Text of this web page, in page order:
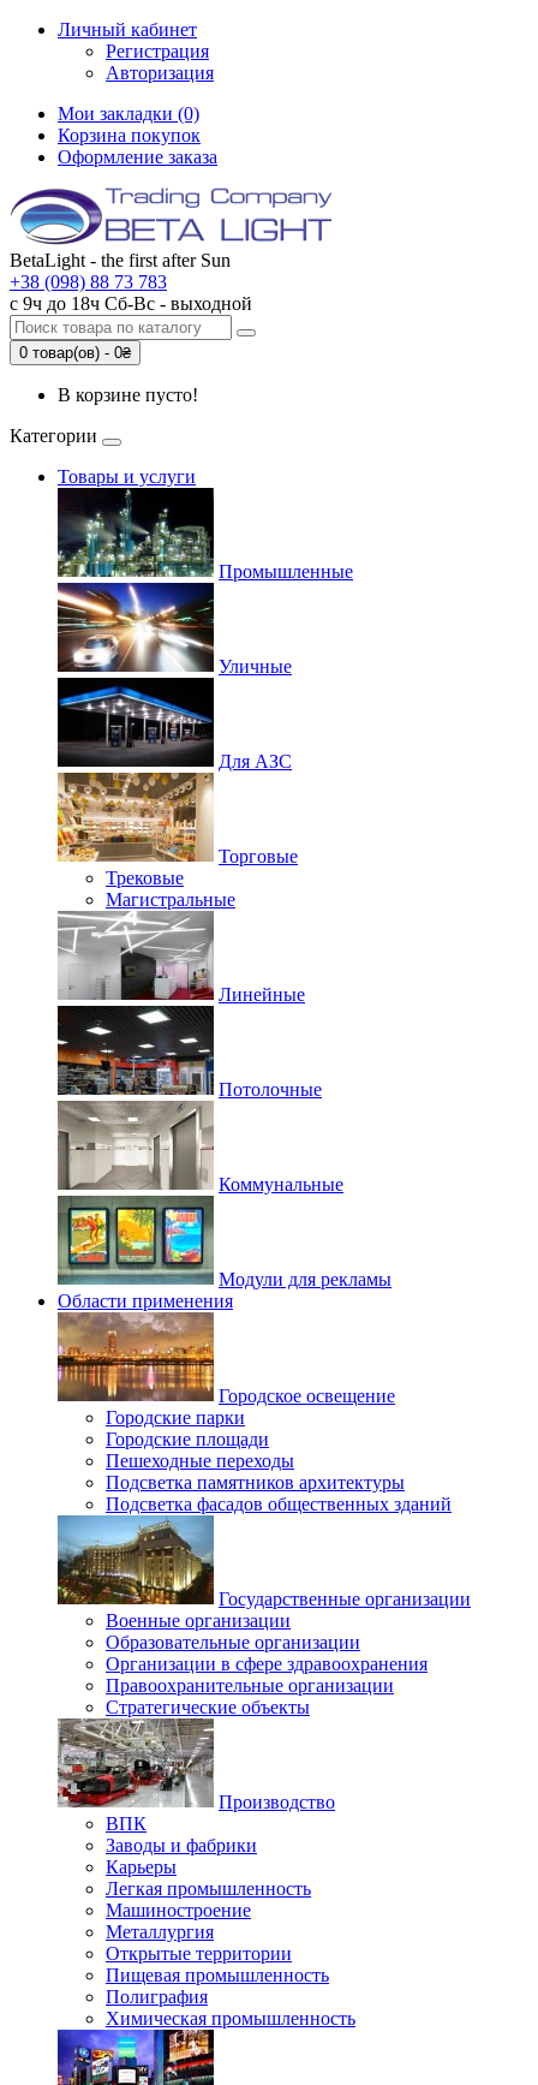
Личный кабинет
Регистрация
Авторизация
Мои закладки (0)
Корзина покупок
Оформление заказа
BetaLight - the first after Sun
+38 (098) 88 73 783
с 9ч до 18ч Сб-Вc - выходной
0 товар(ов) - 0₴
В корзине пусто!
Категории
Товары и услуги
Промышленные
Уличные
Для АЗС
Торговые
Трековые
Магистральные
Линейные
Потолочные
Коммунальные
Модули для рекламы
Области применения
Городское освещение
Городские парки
Городские площади
Пешеходные переходы
Подсветка памятников архитектуры
Подсветка фасадов общественных зданий
Государственные организации
Военные организации
Образовательные организации
Организации в сфере здравоохранения
Правоохранительные организации
Стратегические объекты
Производство
ВПК
Заводы и фабрики
Карьеры
Легкая промышленность
Машиностроение
Металлургия
Открытые территории
Пищевая промышленность
Полиграфия
Химическая промышленность